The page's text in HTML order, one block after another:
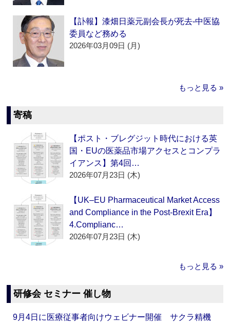
【訃報】漆畑日薬元副会長が死去‐中医協
委員など務める
2026年03月09日 (月)
もっと見る »
寄稿
【ポスト・ブレグジット時代における英
国・EUの医薬品市場アクセスとコンプラ
イアンス】第4回…
2026年07月23日 (木)
【UK–EU Pharmaceutical Market Access
and Compliance in the Post-Brexit Era】
4.Complianc…
2026年07月23日 (木)
もっと見る »
研修会 セミナー 催し物
9月4日に医療従事者向けウェビナー開催 サクラ精機